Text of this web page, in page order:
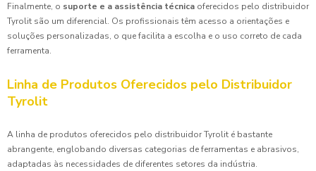
Finalmente, o suporte e a assistência técnica oferecidos pelo distribuidor
Tyrolit são um diferencial. Os profissionais têm acesso a orientações e
soluções personalizadas, o que facilita a escolha e o uso correto de cada
ferramenta.
Linha de Produtos Oferecidos pelo Distribuidor
Tyrolit
A linha de produtos oferecidos pelo distribuidor Tyrolit é bastante
abrangente, englobando diversas categorias de ferramentas e abrasivos,
adaptadas às necessidades de diferentes setores da indústria.